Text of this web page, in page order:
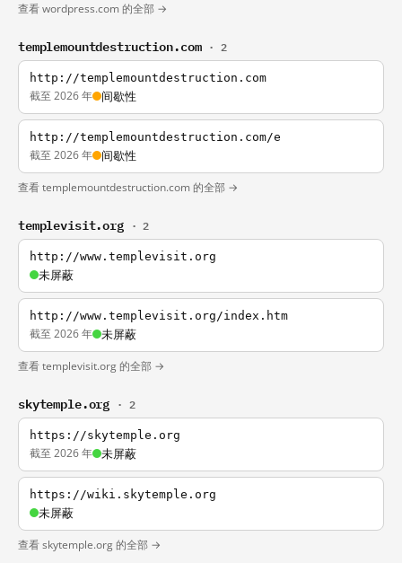
查看 wordpress.com 的全部 →
templemountdestruction.com · 2
http://templemountdestruction.com
截至 2026 年 间歇性
http://templemountdestruction.com/e
截至 2026 年 间歇性
查看 templemountdestruction.com 的全部 →
templevisit.org · 2
http://www.templevisit.org
未屏蔽
http://www.templevisit.org/index.htm
截至 2026 年 未屏蔽
查看 templevisit.org 的全部 →
skytemple.org · 2
https://skytemple.org
截至 2026 年 未屏蔽
https://wiki.skytemple.org
未屏蔽
查看 skytemple.org 的全部 →